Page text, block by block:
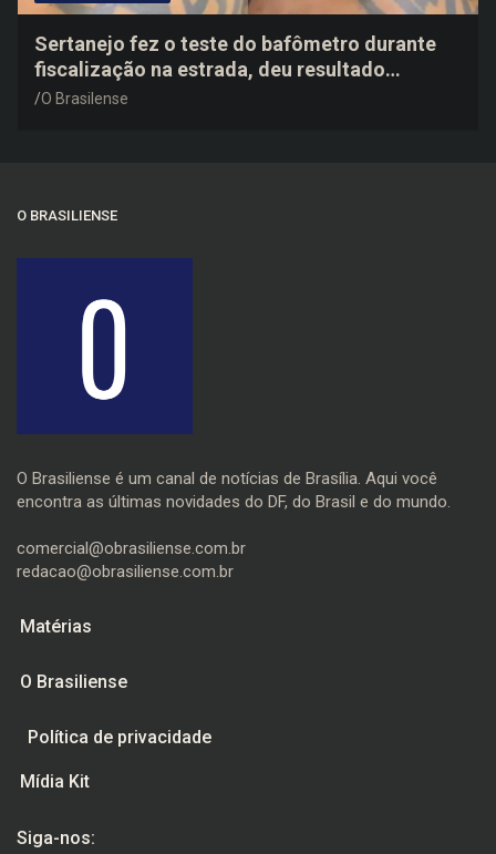
Sertanejo fez o teste do bafômetro durante
fiscalização na estrada, deu resultado
negativo e elogiou o trabalho dos agentes de
O Brasilense
O BRASILIENSE
O Brasiliense é um canal de notícias de Brasília. Aqui você
encontra as últimas novidades do DF, do Brasil e do mundo.
comercial@obrasiliense.com.br
redacao@obrasiliense.com.br
Matérias
O Brasiliense
Política de privacidade
Mídia Kit
Siga-nos: